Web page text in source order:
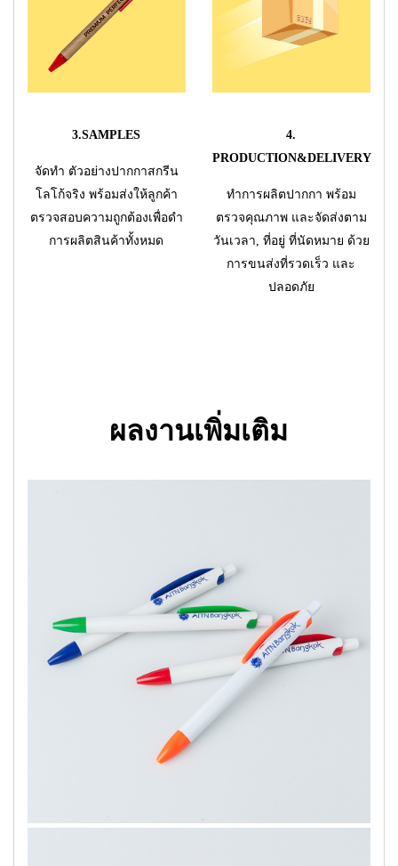
3.SAMPLES
จัดทำ ตัวอย่างปากกาสกรีน
โลโก้จริง พร้อมส่งให้ลูกค้า
ตรวจสอบความถูกต้องเพื่อดำ
การผลิตสินค้าทั้งหมด
4.
PRODUCTION&DELIVERY
ทำการผลิตปากกา พร้อม
ตรวจคุณภาพ และจัดส่งตาม
วันเวลา, ที่อยู่ ที่นัดหมาย ด้วย
การขนส่งที่รวดเร็ว และ
ปลอดภัย
ผลงานเพิ่มเติม